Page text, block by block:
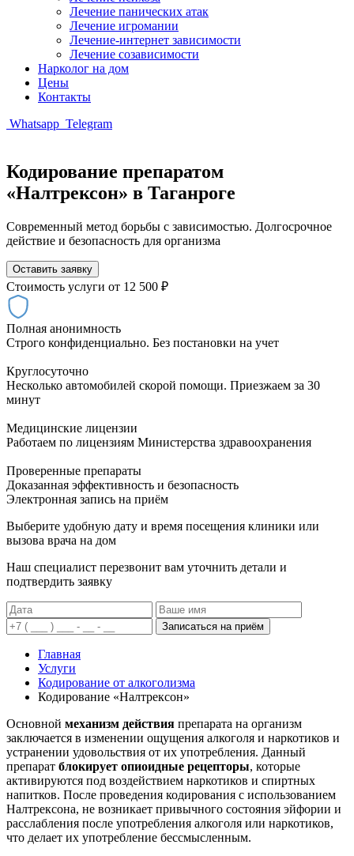
Лечение панических атак
Лечение игромании
Лечение-интернет зависимости
Лечение созависимости
Нарколог на дом
Цены
Контакты
Whatsapp Telegram
Кодирование препаратом
«Налтрексон» в Таганроге
Современный метод борьбы с зависимостью. Долгосрочное
действие и безопасность для организма
Оставить заявку
Стоимость услуги от 12 500 ₽
Полная анонимность
Строго конфиденциально. Без постановки на учет
Круглосуточно
Несколько автомобилей скорой помощи. Приезжаем за 30
минут
Медицинские лицензии
Работаем по лицензиям Министерства здравоохранения
Проверенные препараты
Доказанная эффективность и безопасность
Электронная запись на приём
Выберите удобную дату и время посещения клиники или
вызова врача на дом
Наш специалист перезвонит вам уточнить детали и
подтвердить заявку
Записаться на приём
Главная
Услуги
Кодирование от алкоголизма
Кодирование «Налтрексон»
Основной механизм действия препарата на организм
заключается в изменении ощущения алкоголя и наркотиков и
устранении удовольствия от их употребления. Данный
препарат блокирует опиоидные рецепторы, которые
активируются под воздействием наркотиков и спиртных
напитков. После проведения кодирования с использованием
Налтрексона, не возникает привычного состояния эйфории и
расслабления после употребления алкоголя или наркотиков,
что делает их употребление бессмысленным.